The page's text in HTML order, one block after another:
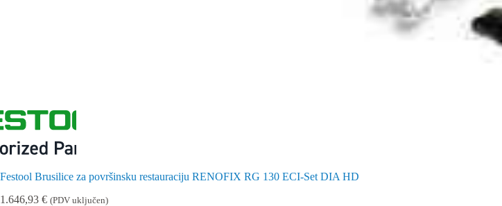
Festool Brusilice za površinsku restauraciju RENOFIX RG 130 ECI-Set DIA HD
1.646,93 € (PDV uključen)